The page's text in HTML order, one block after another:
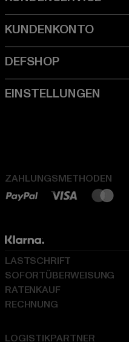
ZAHLUNGSMETHODEN
LOGISTIKPARTNER
LASTSCHRIFT
SOFORTÜBERWEISUNG
RATENKAUF
RECHNUNG